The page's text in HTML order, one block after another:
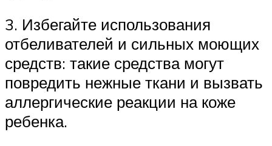
3. Избегайте использования
отбеливателей и сильных моющих
средств: такие средства могут
повредить нежные ткани и вызвать
аллергические реакции на коже
ребенка.